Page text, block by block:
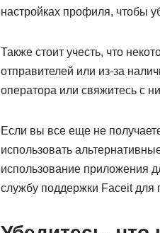
настройках профиля, чтобы
Также стоит учесть, что
отправителей или из-за
оператора или свяжитесь с
Если вы все еще не
использовать
использование приложения
службу поддержки Faceit для